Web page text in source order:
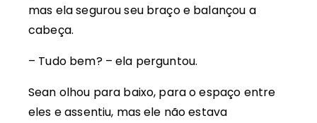
mas ela segurou seu braço e balançou a
cabeça.
– Tudo bem? – ela perguntou.
Sean olhou para baixo, para o espaço entre
eles e assentiu, mas ele não estava